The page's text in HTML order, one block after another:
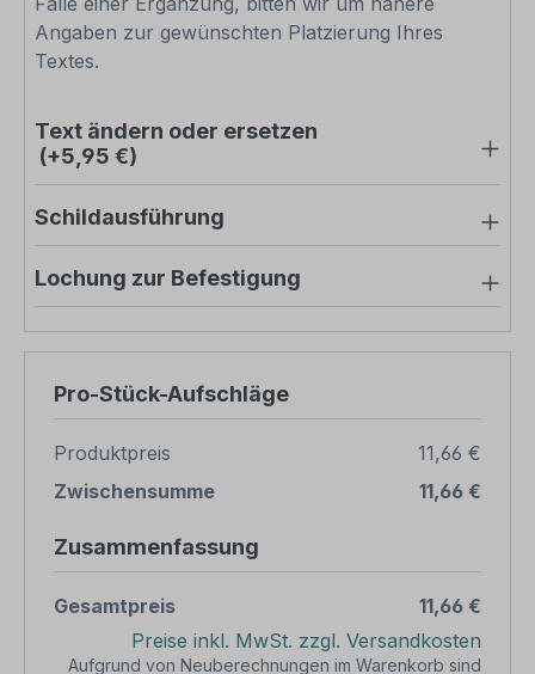
Angaben zur gewünschten Platzierung Ihres
Textes.
Text ändern oder ersetzen
(+5,95 €)
Schildausführung
Lochung zur Befestigung
Pro-Stück-Aufschläge
Produktpreis
11,66 €
Zwischensumme
11,66 €
Zusammenfassung
Gesamtpreis
11,66 €
Preise inkl. MwSt. zzgl. Versandkosten
Aufgrund von Neuberechnungen im Warenkorb sind